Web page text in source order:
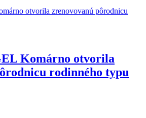
Komárno otvorila
rodinného typu